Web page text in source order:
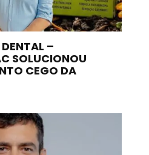
–
SOLUCIONOU
CEGO DA